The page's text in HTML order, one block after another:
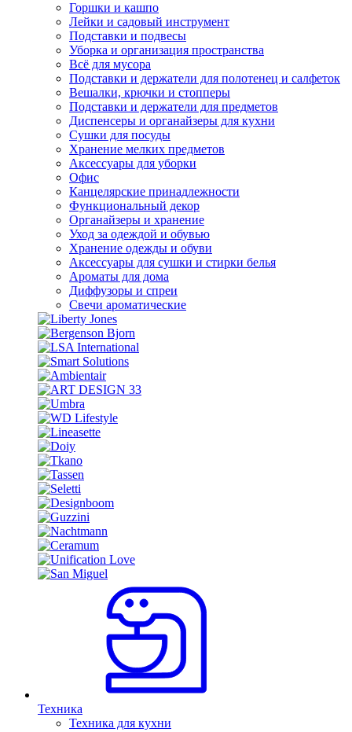
Горшки и кашпо
Лейки и садовый инструмент
Подставки и подвесы
Уборка и организация пространства
Всё для мусора
Подставки и держатели для полотенец и салфеток
Вешалки, крючки и стопперы
Подставки и держатели для предметов
Диспенсеры и органайзеры для кухни
Сушки для посуды
Хранение мелких предметов
Аксессуары для уборки
Офис
Канцелярские принадлежности
Функциональный декор
Органайзеры и хранение
Уход за одеждой и обувью
Хранение одежды и обуви
Аксессуары для сушки и стирки белья
Ароматы для дома
Диффузоры и спреи
Свечи ароматические
Техника
Техника для кухни